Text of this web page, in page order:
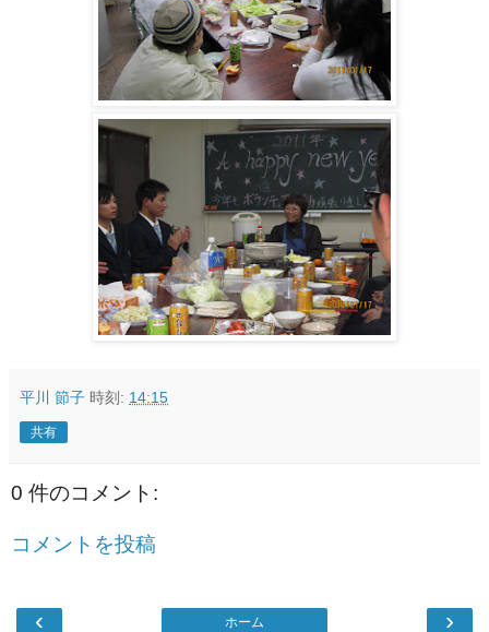
平川 節子 時刻: 14:15
共有
0 件のコメント:
コメントを投稿
‹ ›
ホーム